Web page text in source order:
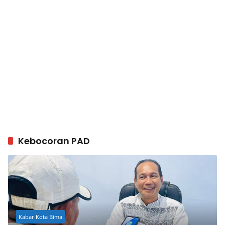
Kebocoran PAD
Kabar Kota Bima